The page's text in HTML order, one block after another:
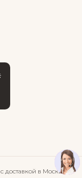
с доставкой в Москве